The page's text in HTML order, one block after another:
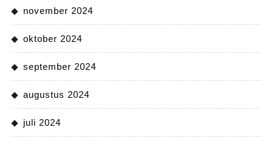
november 2024
oktober 2024
september 2024
augustus 2024
juli 2024